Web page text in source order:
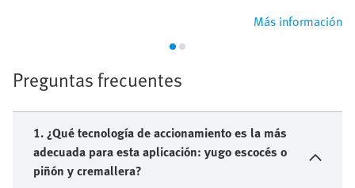
Más información
Preguntas frecuentes
1. ¿Qué tecnología de accionamiento es la más
adecuada para esta aplicación: yugo escocés o
piñón y cremallera?